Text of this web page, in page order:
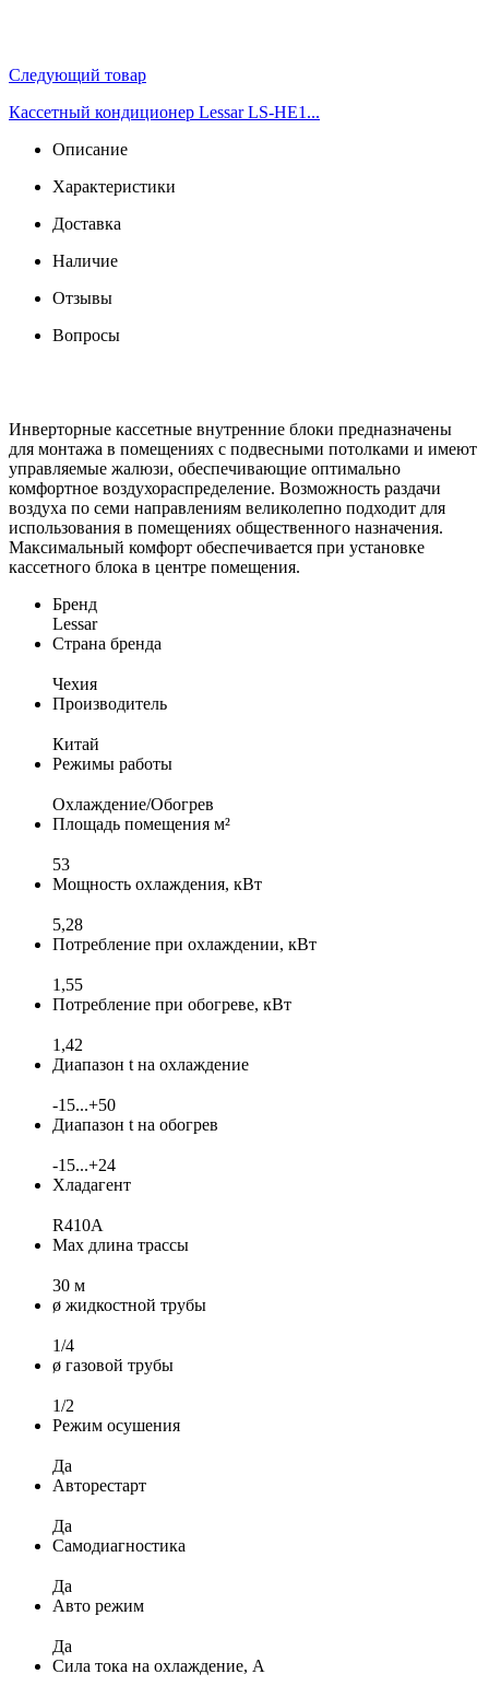
Следующий товар
Кассетный кондиционер Lessar LS-HE1...
Описание
Характеристики
Доставка
Наличие
Отзывы
Вопросы
Инверторные кассетные внутренние блоки предназначены
для монтажа в помещениях с подвесными потолками и имеют
управляемые жалюзи, обеспечивающие оптимально
комфортное воздухораспределение. Возможность раздачи
воздуха по семи направлениям великолепно подходит для
использования в помещениях общественного назначения.
Максимальный комфорт обеспечивается при установке
кассетного блока в центре помещения.
Бренд
Lessar
Страна бренда
Чеxия
Производитель
Китай
Режимы работы
Охлаждение/Обогрев
Площадь помещения м²
53
Мощность охлаждения, кВт
5,28
Потребление при охлаждении, кВт
1,55
Потребление при обогреве, кВт
1,42
Диапазон t на охлаждение
-15...+50
Диапазон t на обогрев
-15...+24
Хладагент
R410A
Max длина трассы
30 м
ø жидкостной трубы
1/4
ø газовой трубы
1/2
Режим осушения
Да
Авторестарт
Да
Самодиагностика
Да
Авто режим
Да
Сила тока на охлаждение, А